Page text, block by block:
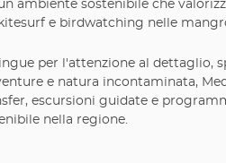
ambiente sostenibile che
e birdwatching nelle
per l'attenzione al dettaglio,
e natura incontaminata,
escursioni guidate e
nella regione.